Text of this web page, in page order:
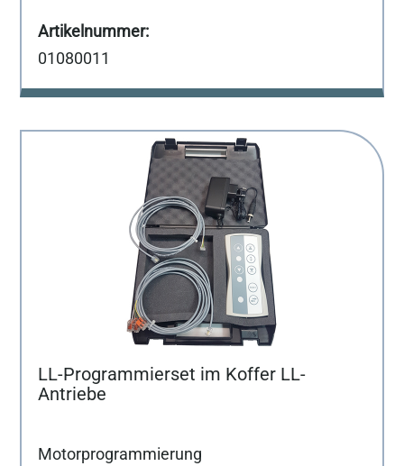
01080011
LL-Programmierset im Koffer LL-
Antriebe
Motorprogrammierung